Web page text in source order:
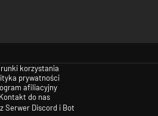
korzystania
prywatności
afiliacyjny
Kontakt do nas
Serwer Discord i Bot